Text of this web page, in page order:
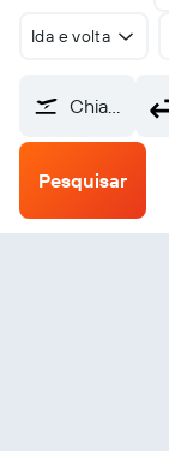
Ida e volta
Chiang Mai (CNX)
Pesquisar